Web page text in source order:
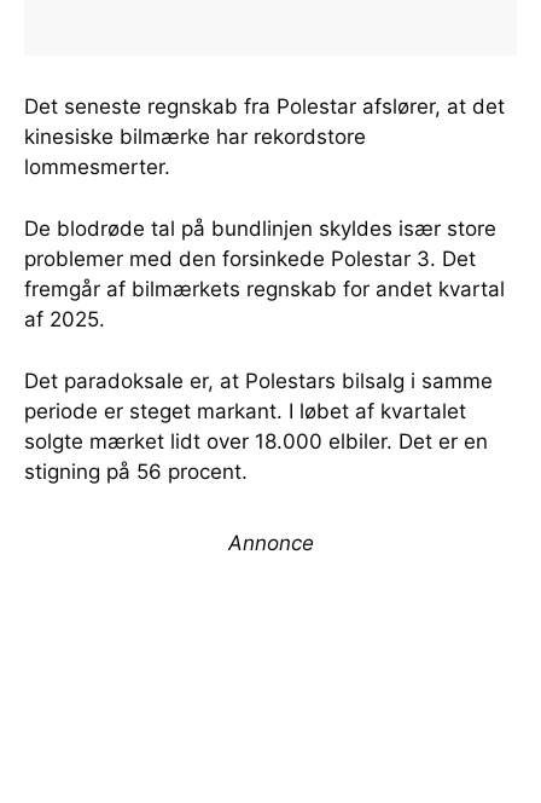
Det seneste regnskab fra Polestar afslører, at det
kinesiske bilmærke har rekordstore
lommesmerter.
De blodrøde tal på bundlinjen skyldes især store
problemer med den forsinkede Polestar 3. Det
fremgår af bilmærkets regnskab for andet kvartal
af 2025.
Det paradoksale er, at Polestars bilsalg i samme
periode er steget markant. I løbet af kvartalet
solgte mærket lidt over 18.000 elbiler. Det er en
stigning på 56 procent.
Annonce